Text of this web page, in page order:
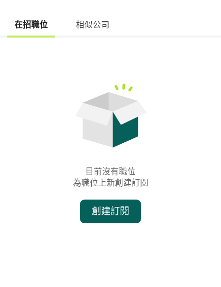
在招職位 相似公司
目前沒有職位
為職位上新創建訂閱
創建訂閱